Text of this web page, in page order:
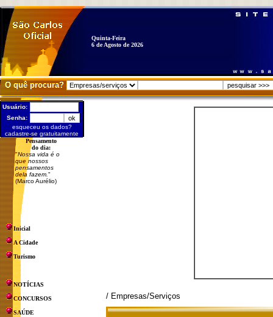
Quinta-Feira
6 de Agosto de 2026
O quê procura?
Usuário:
Senha:
esqueceu os dados?
cadastre-se gratuitamente
Pensamento
do dia:
"Nossa vida é o
que nossos
pensamentos
dela fazem. "
(Marco Aurélio)
Inicial
A Cidade
Turismo
NOTÍCIAS
CONCURSOS
SAÚDE
/ Empresas/Serviços